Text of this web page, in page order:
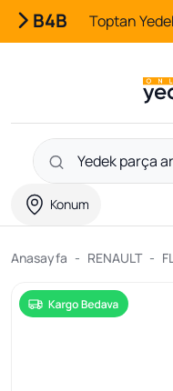
B4B Toptan
Konum
Anasayfa RENAULT